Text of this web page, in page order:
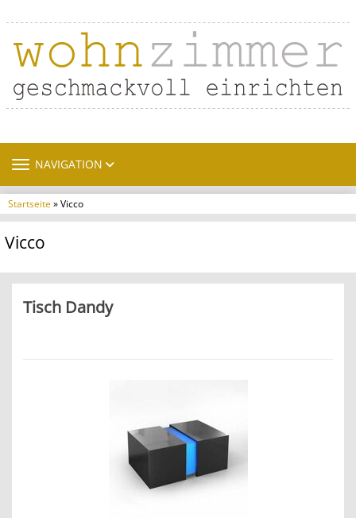
TOGGLE NAVIGATION
NAVIGATION
Startseite» Vicco
Vicco
Tisch Dandy